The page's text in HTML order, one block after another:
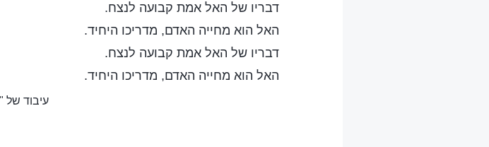
דבריו של האל אמת קבועה לנצח.
האל הוא מחייה האדם, מדריכו היחיד.
דבריו של האל אמת קבועה לנצח.
האל הוא מחייה האדם, מדריכו היחיד.
עיבוד